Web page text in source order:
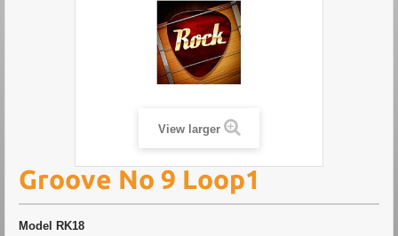
View larger
Groove No 9 Loop1
Model RK18